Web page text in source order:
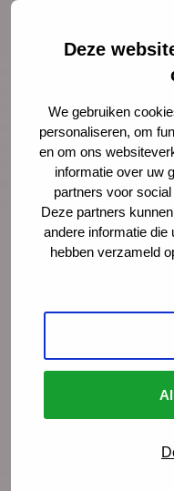
Deze
We gebruiken
personaliseren, om
en om ons
informatie over uw
partners voor
Deze partners
andere informatie die
hebben verzameld